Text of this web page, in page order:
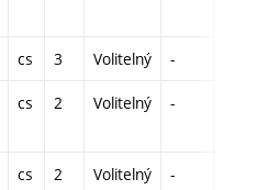
cs 3 Volitelný -
cs 2 Volitelný -
cs 2 Volitelný -